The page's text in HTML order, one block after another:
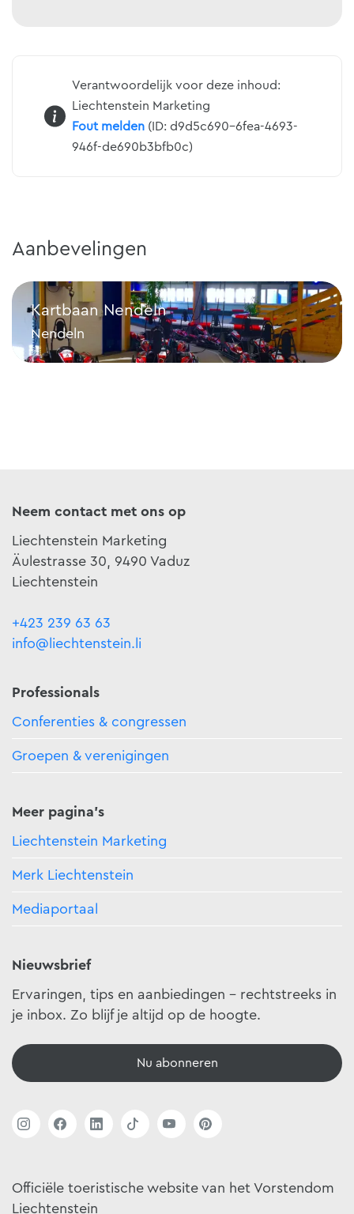
Verantwoordelijk voor deze inhoud:
Liechtenstein Marketing
Fout melden (ID: d9d5c690-6fea-4693-
946f-de690b3bfb0c)
Aanbevelingen
Kartbaan Nendeln
Nendeln
Kartbaan Nendeln
Neem contact met ons op
Liechtenstein Marketing
Äulestrasse 30, 9490 Vaduz
Liechtenstein
+423 239 63 63
info@liechtenstein.li
Professionals
Conferenties & congressen
Groepen & verenigingen
Meer pagina's
Liechtenstein Marketing
Merk Liechtenstein
Mediaportaal
Nieuwsbrief
Ervaringen, tips en aanbiedingen - rechtstreeks in
je inbox. Zo blijf je altijd op de hoogte.
Nu abonneren
Officiële toeristische website van het Vorstendom
Liechtenstein